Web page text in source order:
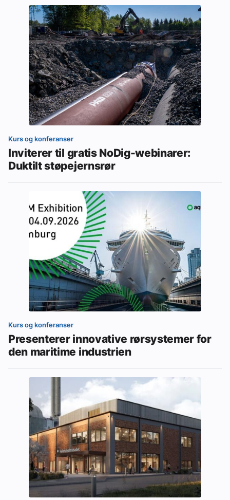
Kurs og konferanser
Inviterer til gratis NoDig-webinarer:
Duktilt støpejernsrør
Kurs og konferanser
Presenterer innovative rørsystemer for
den maritime industrien